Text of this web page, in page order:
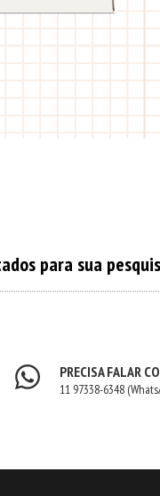
para sua
PRECISA FALAR
11 97338-6348